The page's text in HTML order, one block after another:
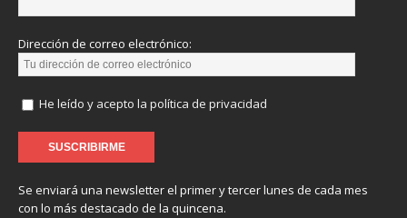
Dirección de correo electrónico:
He leído y acepto la política de privacidad
Se enviará una newsletter el primer y tercer lunes de cada mes
con lo más destacado de la quincena.